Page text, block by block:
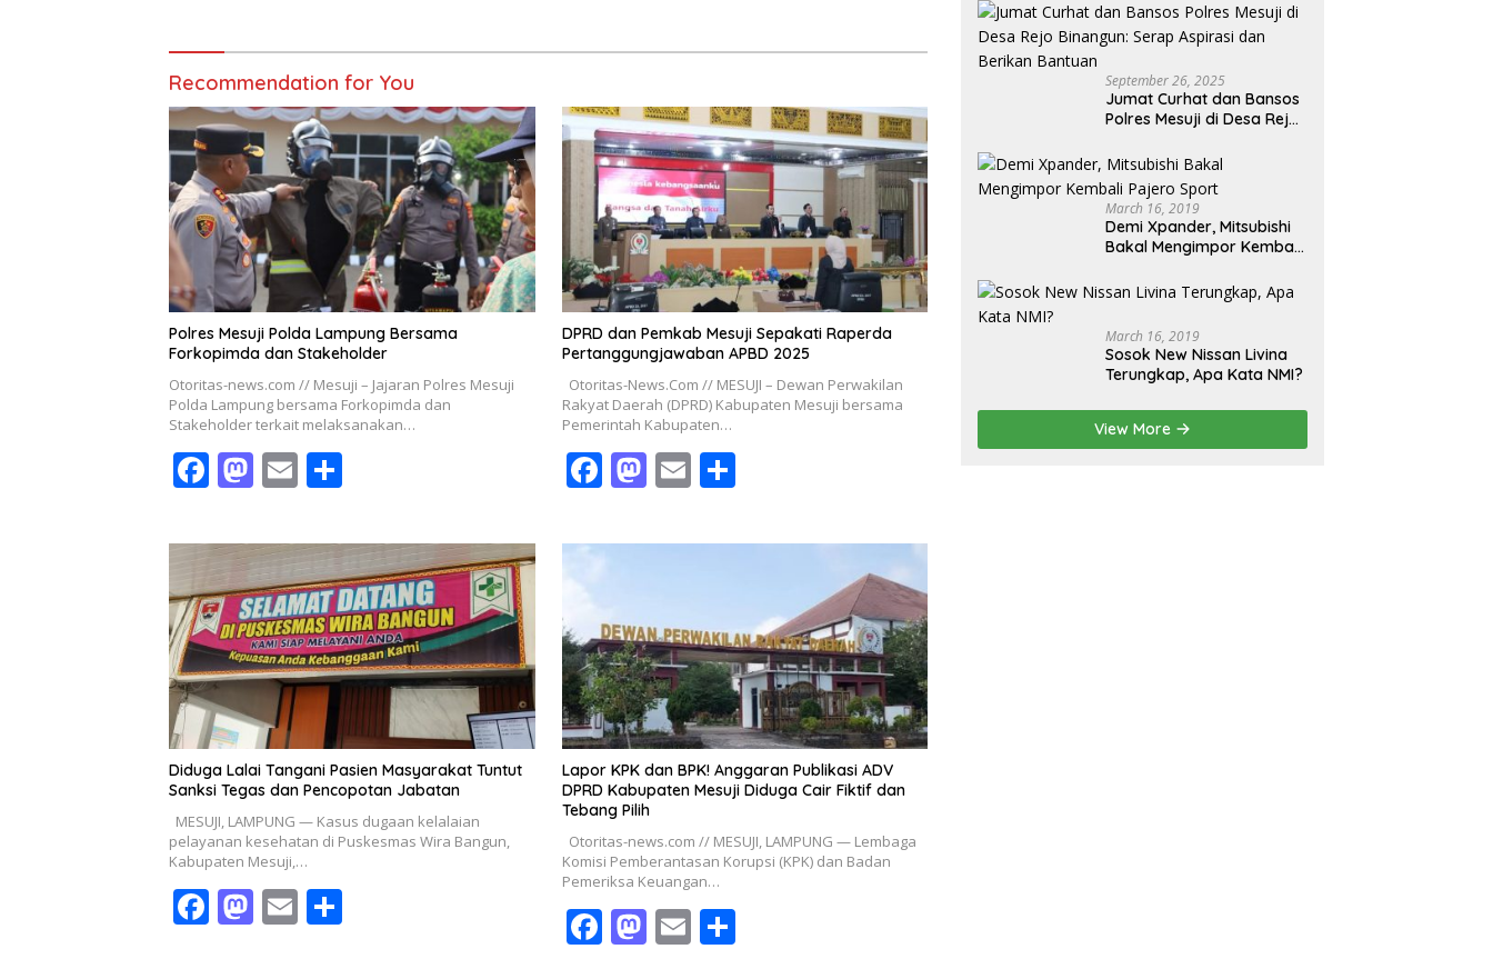
Recommendation for You
Polres Mesuji Polda Lampung Bersama
Forkopimda dan Stakeholder
Otoritas-news.com // Mesuji – Jajaran Polres Mesuji
Polda Lampung bersama Forkopimda dan
Stakeholder terkait melaksanakan…
F
e
b
o
o
k
M
to
d
o
n
E
ai
l
ar
e
DPRD dan Pemkab Mesuji Sepakati Raperda
Pertanggungjawaban APBD 2025
Otoritas-News.Com // MESUJI – Dewan Perwakilan
Rakyat Daerah (DPRD) Kabupaten Mesuji bersama
Pemerintah Kabupaten…
F
e
o
o
k
M
to
n
E
ai
S
ar
Diduga Lalai Tangani Pasien Masyarakat Tuntut
Sanksi Tegas dan Pencopotan Jabatan
MESUJI, LAMPUNG — Kasus dugaan kelalaian
pelayanan kesehatan di Puskesmas Wira Bangun,
Kabupaten Mesuji,…
F M E
Lapor KPK dan BPK! Anggaran Publikasi ADV
DPRD Kabupaten Mesuji Diduga Cair Fiktif dan
Tebang Pilih
Otoritas-news.com // MESUJI, LAMPUNG — Lembaga
Komisi Pemberantasan Korupsi (KPK) dan Badan
Pemeriksa Keuangan…
F M E S
September 26, 2025
Jumat Curhat dan Bansos
Polres Mesuji di Desa Rejo
dan Berikan Bantuan
March 16, 2019
Demi Xpander, Mitsubishi
Bakal Mengimpor Kembali
March 16, 2019
Sosok New Nissan Livina
Terungkap, Apa Kata NMI?
View More